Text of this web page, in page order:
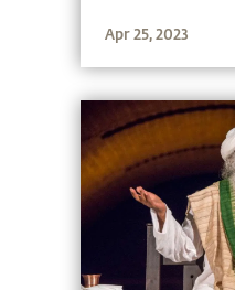
Apr 25, 2023